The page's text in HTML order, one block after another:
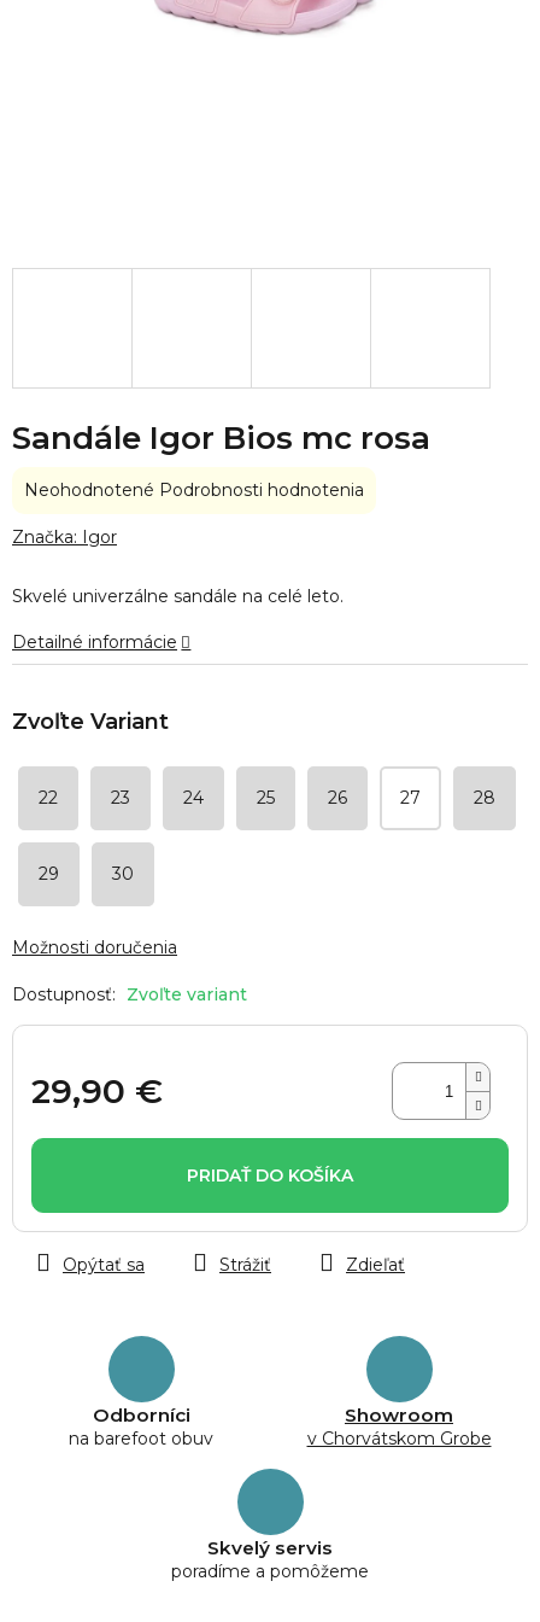
Sandále Igor Bios mc rosa
Zvoľte variant
22 23 24 25 26 27 28
29 30
Možnosti doručenia
29,90 €
cena:
PRIDAŤ DO KOŠÍKA
Odborníci
na barefoot obuv
Showroom
v Chorvátskom Grobe
Skvelý servis
poradíme a pomôžeme
Skvelé univerzálne sandále na celé leto.
Detailné informácie
Opýtať sa Strážiť Zdieľať
Priemerné
produktu
z
hviezdičiek.
Neohodnotené Podrobnosti hodnotenia
Značka: Igor